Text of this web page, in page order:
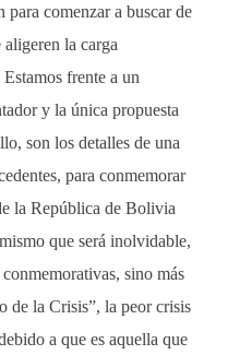
comenzar a buscar de
la carga
frente a un
y la única propuesta
son los detalles de una
para conmemorar
la República de Bolivia
que será inolvidable,
sino más
de la Crisis”, la peor crisis
a que es aquella que